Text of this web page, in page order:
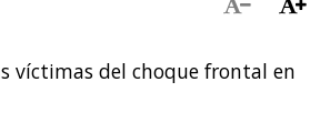
víctimas del choque frontal en